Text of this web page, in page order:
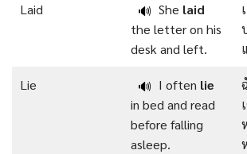
Laid 🔊 She laid
the letter on his
desk and left.
Lie 🔊 I often lie
in bed and read
before falling
asleep.